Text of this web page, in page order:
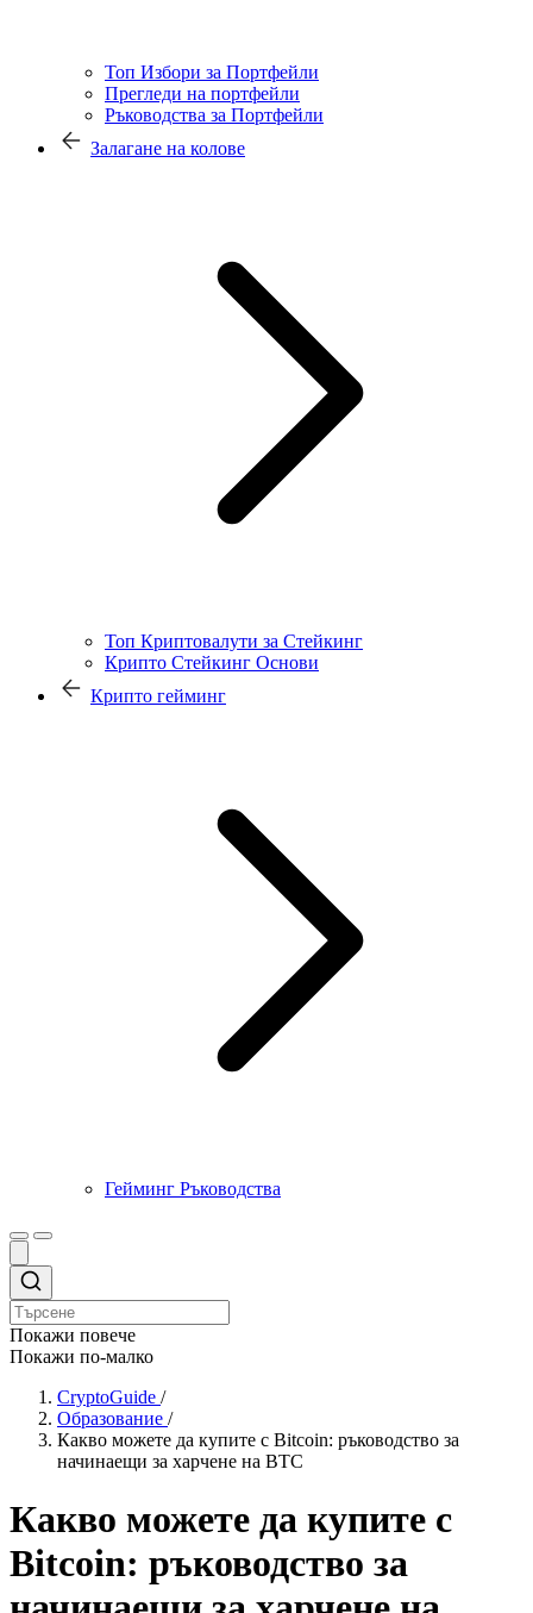
Топ Избори за Портфейли
Прегледи на портфейли
Ръководства за Портфейли
Залагане на колове
Топ Криптовалути за Стейкинг
Крипто Стейкинг Основи
Крипто гейминг
Гейминг Ръководства
Покажи повече
Покажи по-малко
CryptoGuide /
Образование /
Какво можете да купите с Bitcoin: ръководство за
начинаещи за харчене на BTC
Какво можете да купите с
Bitcoin: ръководство за